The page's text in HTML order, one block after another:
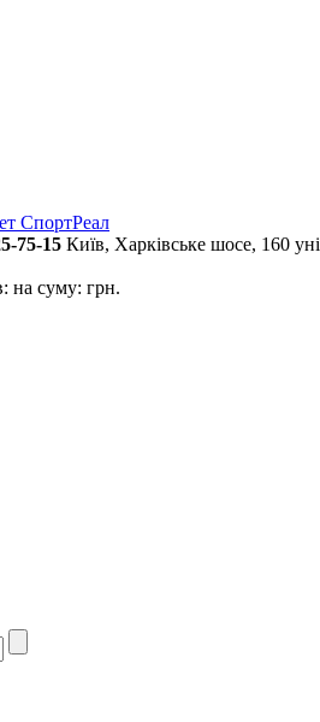
75-15 Київ, Харківське шосе, 160
на суму: грн.